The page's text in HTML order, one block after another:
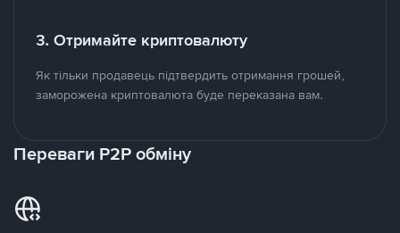
3. Отримайте криптовалюту
Як тільки продавець підтвердить отримання грошей,
заморожена криптовалюта буде переказана вам.
Переваги P2P обміну